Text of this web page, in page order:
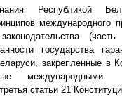
Республикой
международного
государства
закрепленные в
международными
статьи 21